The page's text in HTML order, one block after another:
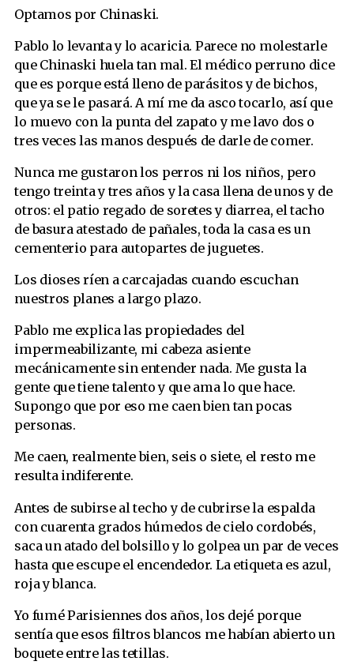
Optamos por Chinaski.
Pablo lo levanta y lo acaricia. Parece no molestarle
que Chinaski huela tan mal. El médico perruno dice
que es porque está lleno de parásitos y de bichos,
que ya se le pasará. A mí me da asco tocarlo, así que
lo muevo con la punta del zapato y me lavo dos o
tres veces las manos después de darle de comer.
Nunca me gustaron los perros ni los niños, pero
tengo treinta y tres años y la casa llena de unos y de
otros: el patio regado de soretes y diarrea, el tacho
de basura atestado de pañales, toda la casa es un
cementerio para autopartes de juguetes.
Los dioses ríen a carcajadas cuando escuchan
nuestros planes a largo plazo.
Pablo me explica las propiedades del
impermeabilizante, mi cabeza asiente
mecánicamente sin entender nada. Me gusta la
gente que tiene talento y que ama lo que hace.
Supongo que por eso me caen bien tan pocas
personas.
Me caen, realmente bien, seis o siete, el resto me
resulta indiferente.
Antes de subirse al techo y de cubrirse la espalda
con cuarenta grados húmedos de cielo cordobés,
saca un atado del bolsillo y lo golpea un par de veces
hasta que escupe el encendedor. La etiqueta es azul,
roja y blanca.
Yo fumé Parisiennes dos años, los dejé porque
sentía que esos filtros blancos me habían abierto un
boquete entre las tetillas.